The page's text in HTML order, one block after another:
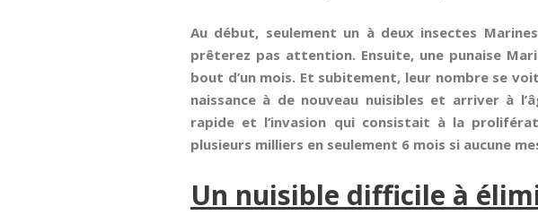
Au début, seulement un à deux insectes
prêterez pas attention. Ensuite, une punaise
bout d’un mois. Et subitement, leur nombre se
naissance à de nouveau nuisibles et arriver à
rapide et l’invasion qui consistait à la
plusieurs milliers en seulement 6 mois si aucune
Un nuisible difficile à